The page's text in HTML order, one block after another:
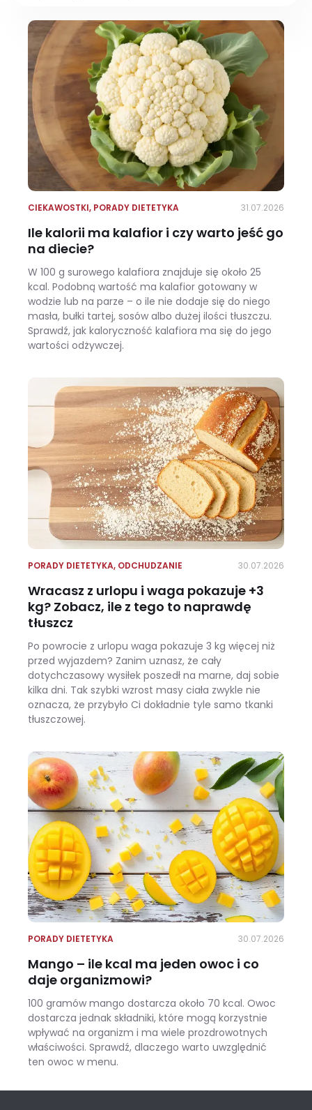
CIEKAWOSTKI, PORADY DIETETYKA 31.07.2026
Ile kalorii ma kalafior i czy warto jeść go
na diecie?
W 100 g surowego kalafiora znajduje się około 25
kcal. Podobną wartość ma kalafior gotowany w
wodzie lub na parze – o ile nie dodaje się do niego
masła, bułki tartej, sosów albo dużej ilości tłuszczu.
Sprawdź, jak kaloryczność kalafiora ma się do jego
wartości odżywczej.
PORADY DIETETYKA, ODCHUDZANIE 30.07.2026
Wracasz z urlopu i waga pokazuje +3
kg? Zobacz, ile z tego to naprawdę
tłuszcz
Po powrocie z urlopu waga pokazuje 3 kg więcej niż
przed wyjazdem? Zanim uznasz, że cały
dotychczasowy wysiłek poszedł na marne, daj sobie
kilka dni. Tak szybki wzrost masy ciała zwykle nie
oznacza, że przybyło Ci dokładnie tyle samo tkanki
tłuszczowej.
PORADY DIETETYKA 30.07.2026
Mango – ile kcal ma jeden owoc i co
daje organizmowi?
100 gramów mango dostarcza około 70 kcal. Owoc
dostarcza jednak składniki, które mogą korzystnie
wpływać na organizm i ma wiele prozdrowotnych
właściwości. Sprawdź, dlaczego warto uwzględnić
ten owoc w menu.